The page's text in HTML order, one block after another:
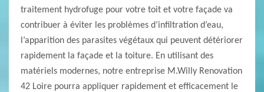
traitement hydrofuge pour votre toit et votre façade va
contribuer à éviter les problèmes d’infiltration d’eau,
l’apparition des parasites végétaux qui peuvent détériorer
rapidement la façade et la toiture. En utilisant des
matériels modernes, notre entreprise M.Willy Renovation
42 Loire pourra appliquer rapidement et efficacement le